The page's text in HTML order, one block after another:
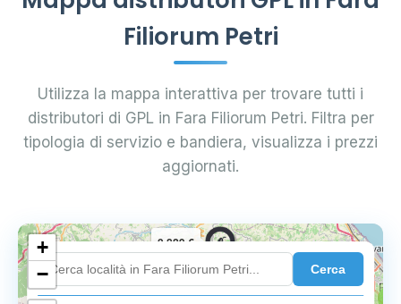
Filiorum Petri
Utilizza la mappa interattiva per trovare tutti i
distributori di GPL in Fara Filiorum Petri. Filtra per
tipologia di servizio e bandiera, visualizza i prezzi
aggiornati.
Cerca
0.829 €
+
−